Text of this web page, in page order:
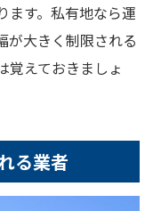
ます。私有地なら運
が大きく制限される
覚えておきましょ
る業者